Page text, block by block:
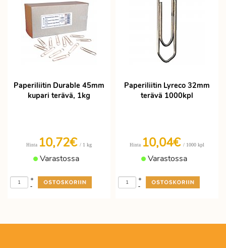
Paperiliitin Durable 45mm
kupari terävä, 1kg
Hinta 10,72€ / 1 kg
Varastossa
-
+
Paperiliitin Lyreco 32mm
terävä 1000kpl
Hinta 10,04€ / 1000 kpl
Varastossa
-
+